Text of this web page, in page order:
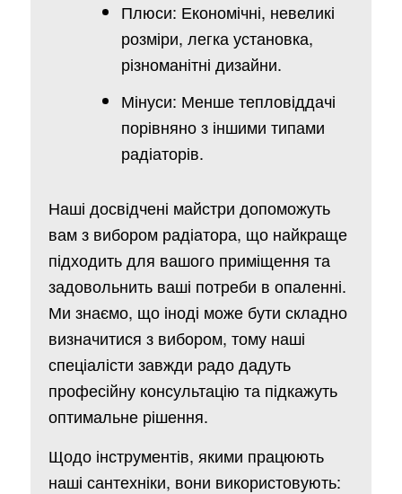
Плюси: Економічні, невеликі
розміри, легка установка,
різноманітні дизайни.
Мінуси: Менше тепловіддачі
порівняно з іншими типами
радіаторів.
Наші досвідчені майстри допоможуть
вам з вибором радіатора, що найкраще
підходить для вашого приміщення та
задовольнить ваші потреби в опаленні.
Ми знаємо, що іноді може бути складно
визначитися з вибором, тому наші
спеціалісти завжди радо дадуть
професійну консультацію та підкажуть
оптимальне рішення.
Щодо інструментів, якими працюють
наші сантехніки, вони використовують: